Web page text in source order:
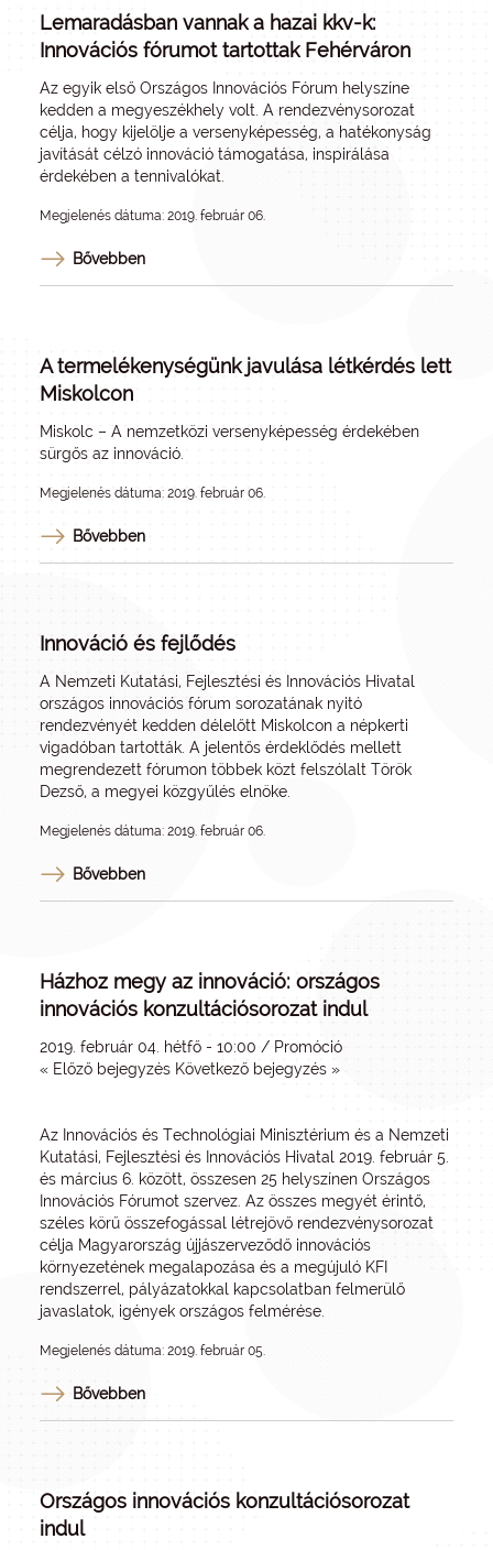
Lemaradásban vannak a hazai kkv-k:
Innovációs fórumot tartottak Fehérváron
Az egyik első Országos Innovációs Fórum helyszíne
kedden a megyeszékhely volt. A rendezvénysorozat
célja, hogy kijelölje a versenyképesség, a hatékonyság
javítását célzó innováció támogatása, inspirálása
érdekében a tennivalókat.
Megjelenés dátuma: 2019. február 06.
Bővebben
A termelékenységünk javulása létkérdés lett
Miskolcon
Miskolc – A nemzetközi versenyképesség érdekében
sürgős az innováció.
Megjelenés dátuma: 2019. február 06.
Bővebben
Innováció és fejlődés
A Nemzeti Kutatási, Fejlesztési és Innovációs Hivatal
országos innovációs fórum sorozatának nyitó
rendezvényét kedden délelőtt Miskolcon a népkerti
vigadóban tartották. A jelentős érdeklődés mellett
megrendezett fórumon többek közt felszólalt Török
Dezső, a megyei közgyűlés elnöke.
Megjelenés dátuma: 2019. február 06.
Bővebben
Házhoz megy az innováció: országos
innovációs konzultációsorozat indul
2019. február 04. hétfő - 10:00 / Promóció
« Előző bejegyzés Következő bejegyzés »
Az Innovációs és Technológiai Minisztérium és a Nemzeti
Kutatási, Fejlesztési és Innovációs Hivatal 2019. február 5.
és március 6. között, összesen 25 helyszínen Országos
Innovációs Fórumot szervez. Az összes megyét érintő,
széles körű összefogással létrejövő rendezvénysorozat
célja Magyarország újjászerveződő innovációs
környezetének megalapozása és a megújuló KFI
rendszerrel, pályázatokkal kapcsolatban felmerülő
javaslatok, igények országos felmérése.
Megjelenés dátuma: 2019. február 05.
Bővebben
Országos innovációs konzultációsorozat
indul